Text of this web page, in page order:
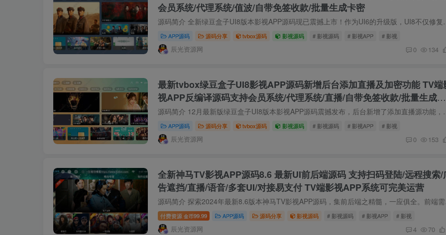
会员系统/代理系统/值波/自带免签收款/批量生成卡密
源码简介 全新绿豆盒子UI8版本影视APP源码现已震
APP源码 源码分享 tvbox源码 影视源码 # 影视源码 # 影视APP # 影视
辰光资源网 0 134
最新tvbox绿豆盒子UI8影视APP源码新增后台添加直播及加密功能 TV端
视APP反编译源码支持会员系统/代理系统/直播/自带免签收款/批量生成卡
密
源码简介 12月最新版绿豆盒子UI8版本影视APP源
APP源码 源码分享 tvbox源码 影视源码 # 影视源码 # 影视APP # 影视
辰光资源网 0 153
全新神马TV影视APP源码8.6 最新UI前后端源码 支持扫码登陆/远程搜索/
告遮挡/直播/语音/多套UI/对接易支付 TV端影视APP系统可完美运营
源码简介 探索
付费资源 金币99.99 APP源码 源码分享 影视源码 # 影视源码 # 影视APP # 影视
辰光资源网 4 70